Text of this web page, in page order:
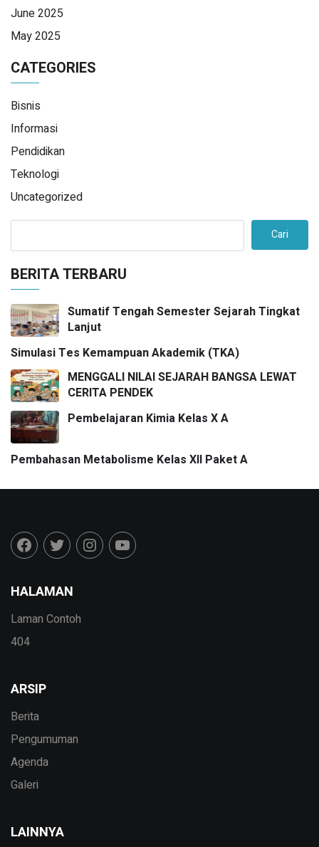
June 2025
May 2025
CATEGORIES
Bisnis
Informasi
Pendidikan
Teknologi
Uncategorized
Cari
BERITA TERBARU
Sumatif Tengah Semester Sejarah Tingkat
Lanjut
Simulasi Tes Kemampuan Akademik (TKA)
MENGGALI NILAI SEJARAH BANGSA LEWAT
CERITA PENDEK
Pembelajaran Kimia Kelas X A
Pembahasan Metabolisme Kelas XII Paket A
HALAMAN
Laman Contoh
404
ARSIP
Berita
Pengumuman
Agenda
Galeri
LAINNYA